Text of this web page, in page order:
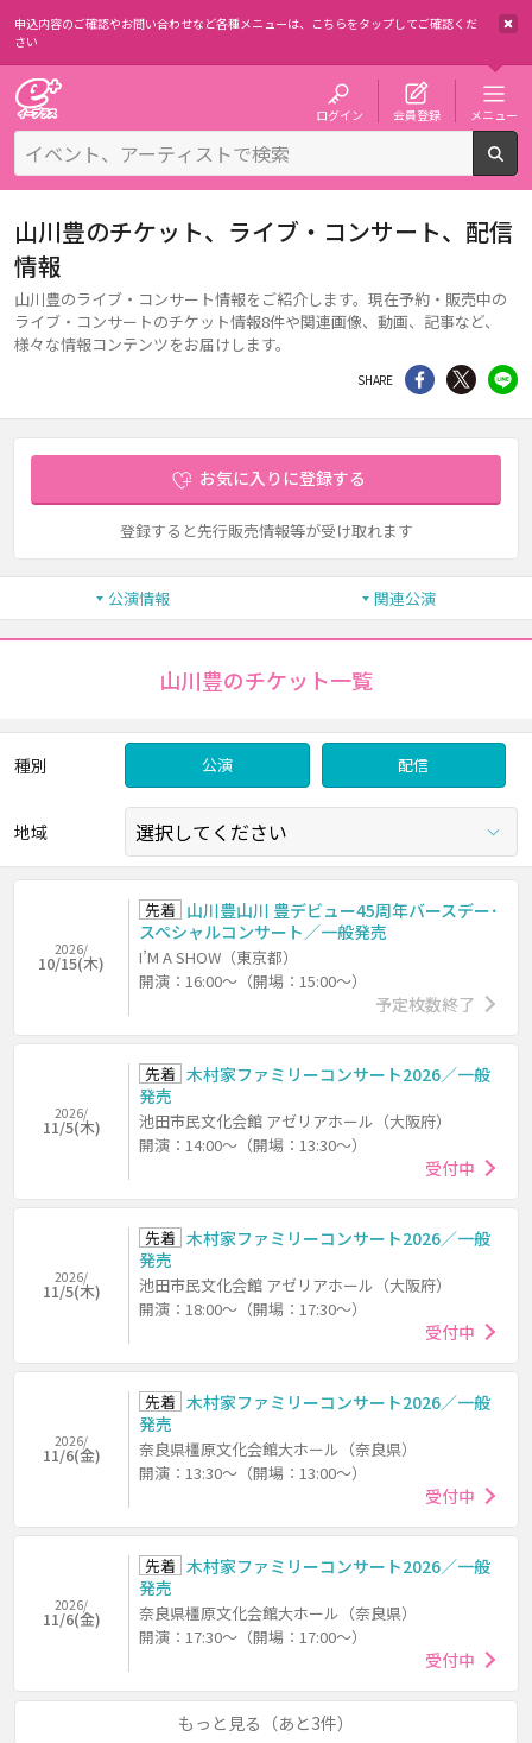
申込内容のご確認やお問い合わせなど各種メニューは、 こちらをタップしてご確認くだ
さい
ログイン 会員登録 メニュー
山川豊のチケット、ライブ・コンサート、配信
情報
山川豊のライブ・コンサート情報をご紹介します。現在予約・販売中の
ライブ・コンサートのチケット情報8件や関連画像、動画、記事など、
様々な情報コンテンツをお届けします。
SHARE シェア Twitter
お気に入りに登録する
登録すると先行販売情報等が受け取れます
公演情報 関連公演
山川豊のチケット一覧
種別 公演 配信
地域
2026/
10/15(木)
先着 山川豊山川 豊デビュー45周年バースデー･
スペシャルコンサート／一般発売
I’M A SHOW（東京都）
開演：16:00～（開場：15:00～）
予定枚数終了
2026/
11/5(木)
先着 木村家ファミリーコンサート2026／一般
発売
池田市民文化会館 アゼリアホール（大阪府）
開演：14:00～（開場：13:30～）
受付中
2026/
11/5(木)
先着 木村家ファミリーコンサート2026／一般
発売
池田市民文化会館 アゼリアホール（大阪府）
開演：18:00～（開場：17:30～）
受付中
2026/
11/6(金)
先着 木村家ファミリーコンサート2026／一般
発売
奈良県橿原文化会館大ホール（奈良県）
開演：13:30～（開場：13:00～）
受付中
2026/
11/6(金)
先着 木村家ファミリーコンサート2026／一般
発売
奈良県橿原文化会館大ホール（奈良県）
開演：17:30～（開場：17:00～）
受付中
もっと見る（あと3件）